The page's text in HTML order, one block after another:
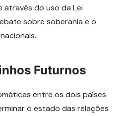
através do uso da Lei
sobre soberania e o
Futurnos
entre os dois países
o estado das relações